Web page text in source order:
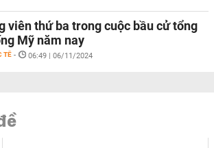
viên thứ ba trong cuộc bầu cử tổng
Mỹ năm nay
TẾ - 06:49 | 06/11/2024